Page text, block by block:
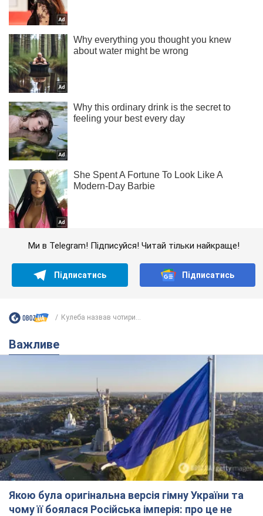
Ми в Telegram! Підписуйся! Читай тільки найкраще!
Підписатись Підписатись
Кулеба назвав чотири...
Важливе
Якою була оригінальна версія гімну України та
чому її боялася Російська імперія: про це не